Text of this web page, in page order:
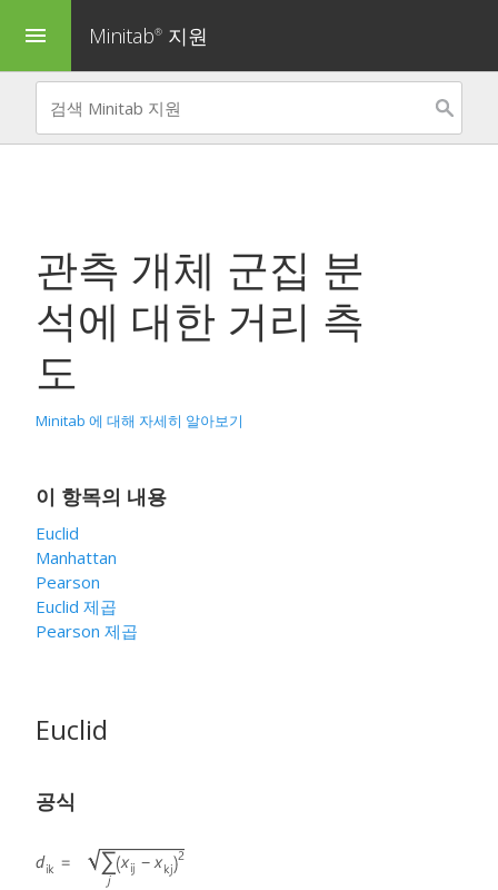
menu Minitab® 지원
관측 개체 군집 분
석에 대한 거리 측
도
Minitab 에 대해 자세히 알아보기
이 항목의 내용
Euclid
Manhattan
Pearson
Euclid 제곱
Pearson 제곱
Euclid
공식